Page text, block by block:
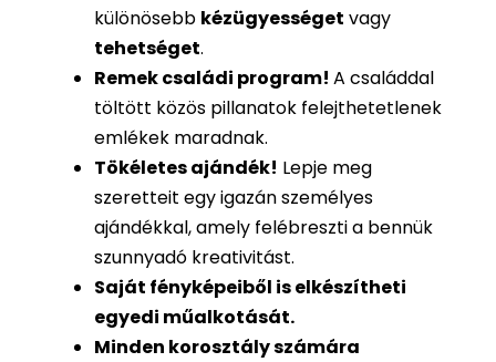
különösebb kézügyességet vagy
tehetséget.
Remek családi program! A családdal
töltött közös pillanatok felejthetetlenek
emlékek maradnak.
Tökéletes ajándék! Lepje meg
szeretteit egy igazán személyes
ajándékkal, amely felébreszti a bennük
szunnyadó kreativitást.
Saját fényképeiből iselkészítheti
egyedi műalkotását.
Minden korosztály számára